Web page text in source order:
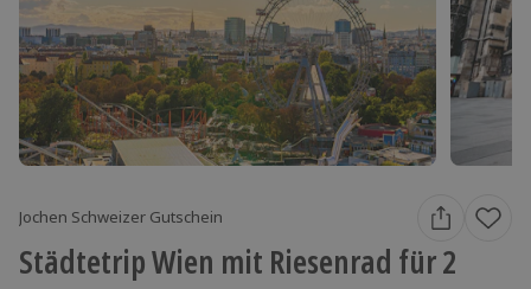
Jochen Schweizer Gutschein
Städtetrip Wien mit Riesenrad für 2